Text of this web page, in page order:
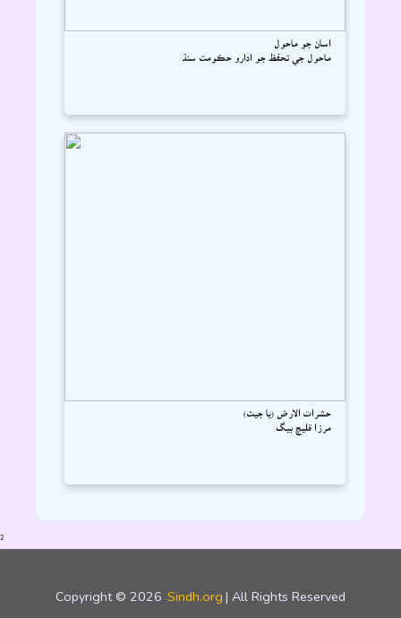
اسان جو ماحول
ماحول جي تحفظ جو ادارو حڪومت سنڌ
حشرات الارض (يا جيت)
مرزا قليچ بيگ
2
Copyright © 2026 Sindh.org | All Rights Reserved